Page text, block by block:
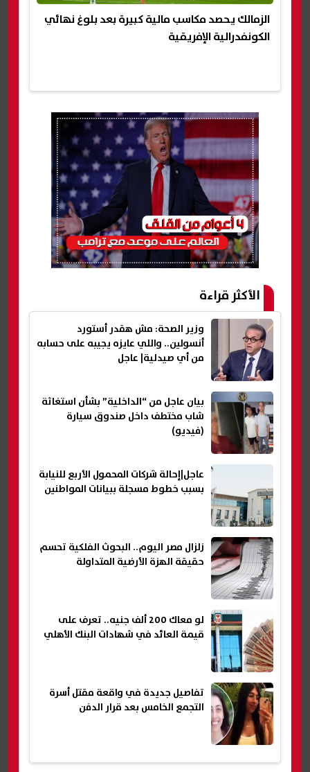
الزمالك يحصد مكاسب مالية كبيرة بعد بلوغ نهائي
الكونفدرالية الإفريقية
الأكثر قراءة
وزير الصحة: مش هقدر أستورد
أنسولين.. واللي عايزه يجيبه على حسابه
من أي صيدلية| عاجل
بيان عاجل من “الداخلية” بشأن استغاثة
شاب مختطف داخل صندوق سيارة
(فيديو)
عاجل|إحالة شركات المحمول الأربع للنيابة
بسبب خطوط مسجلة ببيانات المواطنين
زلزال مصر اليوم.. البحوث الفلكية تحسم
حقيقة الهزة الأرضية المتداولة
لو معاك 200 ألف جنيه.. تعرف على
قيمة العائد في شهادات البنك الأهلي
تفاصيل جديدة في واقعة مقتل أسرة
التجمع الخامس بعد قرار الدفن